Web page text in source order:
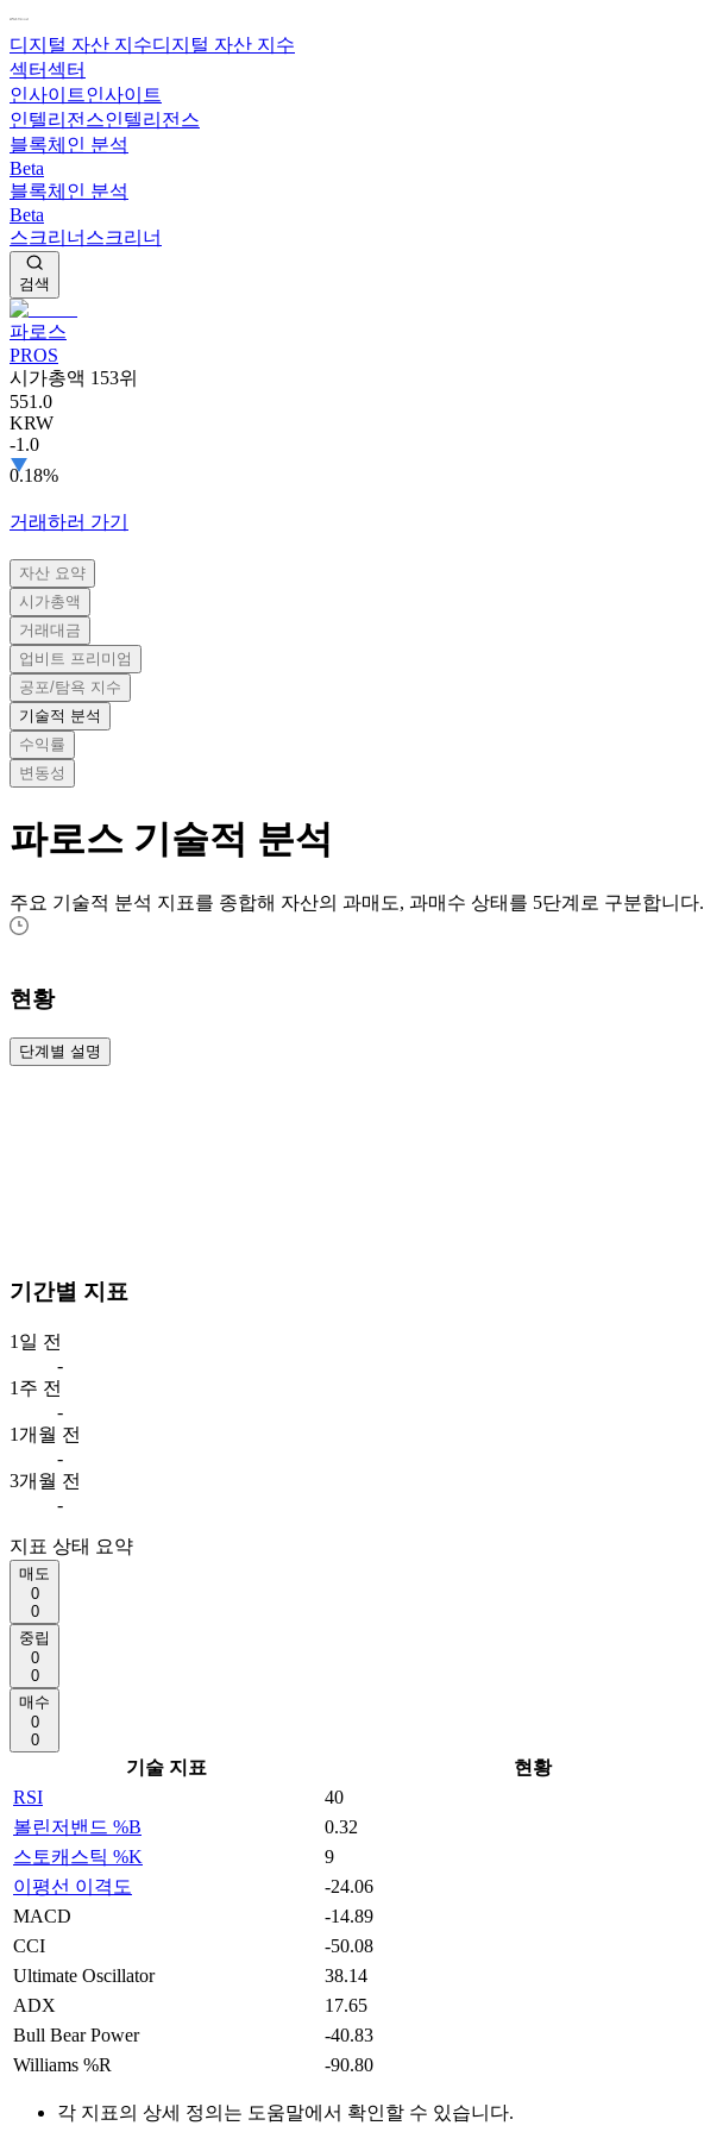
디지털 자산 지수디지털 자산 지수
섹터섹터
인사이트인사이트
인텔리전스인텔리전스
블록체인 분석
Beta
블록체인 분석
Beta
스크리너 스크리너
검색
파로스
PROS
시가총액 153위
551.0
KRW
-1.0
0.18%
거래하러 가기
자산 요약
시가총액
거래대금
업비트 프리미엄
공포/탐욕 지수
기술적 분석
수익률
변동성
파로스 기술적 분석
주요 기술적 분석 지표를 종합해 자산의 과매도, 과매수 상태를 5단계로 구분합니다.
현황
단계별 설명
기간별 지표
1일 전
-
1주 전
-
1개월 전
-
3개월 전
-
지표 상태 요약
매도
0
0
중립
0
0
매수
0
0
기술 지표 현황
RSI
40
볼린저밴드 %B
0.32
스토캐스틱 %K
9
이평선 이격도
-24.06
MACD
-14.89
CCI
-50.08
Ultimate Oscillator
38.14
ADX
17.65
Bull Bear Power
-40.83
Williams %R
-90.80
각 지표의 상세 정의는 도움말에서 확인할 수 있습니다.